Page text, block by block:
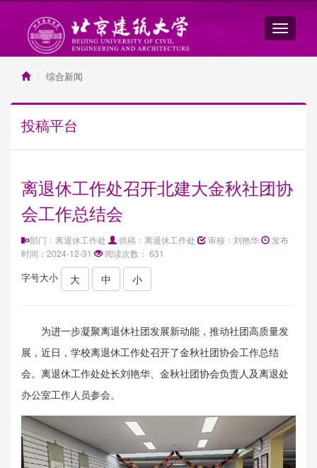
综合新闻
投稿平台
离退休工作处召开北建大金秋社团协
会工作总结会
部门：离退休工作处 供稿：离退休工作处 审核：刘艳华
发布
时间：2024-12-31
阅读次数： 631
字号大小 大 中 小
为进一步凝聚离退休社团发展新动能，推动社团高质量发
展，近日，学校离退休工作处召开了金秋社团协会工作总结
会。离退休工作处处长刘艳华、金秋社团协会负责人及离退处
办公室工作人员参会。